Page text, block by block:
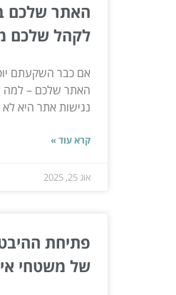
האתר שלכם
לקהל שלכם
אם כבר השקעתם
האתר שלכם – למה
נגישות אתר היא
קרא עוד »
אוג 25, 2025
פתיחת
של משטחי